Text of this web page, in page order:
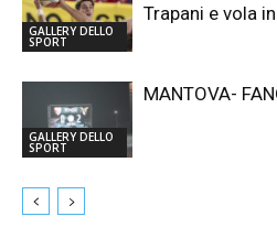
GALLERY DELLO
SPORT
Trapani e vola
GALLERY DELLO
SPORT
MANTOVA-